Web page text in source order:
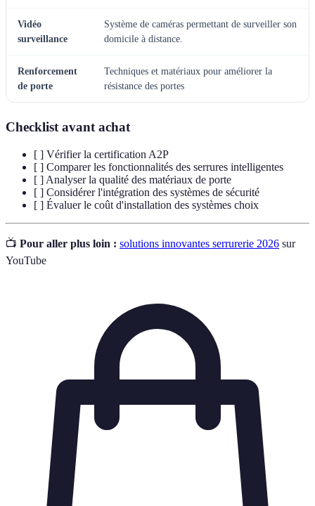
Vidéo
surveillance
Système de caméras permettant de surveiller son
domicile à distance.
Renforcement
de porte
Techniques et matériaux pour améliorer la
résistance des portes
Checklist avant achat
[ ] Vérifier la certification A2P
[ ] Comparer les fonctionnalités des serrures intelligentes
[ ] Analyser la qualité des matériaux de porte
[ ] Considérer l'intégration des systèmes de sécurité
[ ] Évaluer le coût d'installation des systèmes choix
📺 Pour aller plus loin : solutions innovantes serrurerie 2026 sur
YouTube